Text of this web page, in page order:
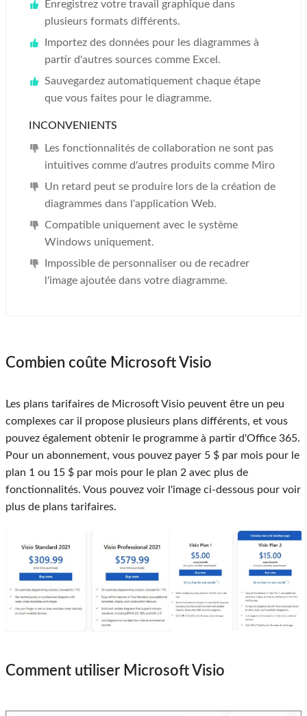
Enregistrez votre travail graphique dans
plusieurs formats différents.
Importez des données pour les diagrammes à
partir d'autres sources comme Excel.
Sauvegardez automatiquement chaque étape
que vous faites pour le diagramme.
INCONVENIENTS
Les fonctionnalités de collaboration ne sont pas
intuitives comme d'autres produits comme Miro
Un retard peut se produire lors de la création de
diagrammes dans l'application Web.
Compatible uniquement avec le système
Windows uniquement.
Impossible de personnaliser ou de recadrer
l'image ajoutée dans votre diagramme.
Combien coûte Microsoft Visio
Les plans tarifaires de Microsoft Visio peuvent être un peu
complexes car il propose plusieurs plans différents, et vous
pouvez également obtenir le programme à partir d'Office 365.
Pour un abonnement, vous pouvez payer 5 $ par mois pour le
plan 1 ou 15 $ par mois pour le plan 2 avec plus de
fonctionnalités. Vous pouvez voir l'image ci-dessous pour voir
plus de plans tarifaires.
Comment utiliser Microsoft Visio